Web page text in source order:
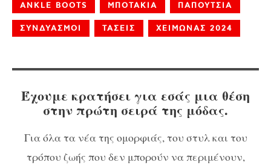
ANKLE BOOTS ΜΠΟΤΑΚΙΑ ΠΑΠΟΥΤΣΙΑ
ΣΥΝΔΥΑΣΜΟΙ ΤΑΣΕΙΣ ΧΕΙΜΩΝΑΣ 2024
Έχουμε κρατήσει για εσάς μια θέση
στην πρώτη σειρά της μόδας.
Για όλα τα νέα της ομορφιάς, του στυλ και του
τρόπου ζωής που δεν μπορούν να περιμένουν,